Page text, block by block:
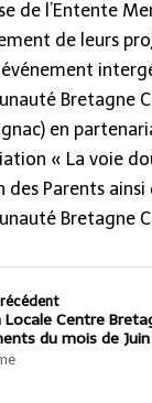
de l’Entente
de leurs
Bretagne
en
« La voie
des Parents
Bretagne
Locale Centre
du mois de